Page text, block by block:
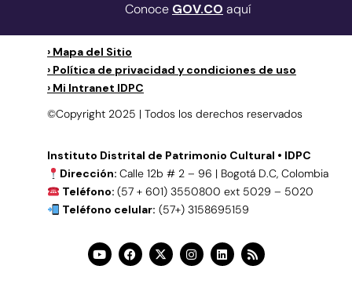
Conoce GOV.CO aquí
› Mapa del Sitio
› Política de privacidad y condiciones de uso
› Mi Intranet IDPC
©Copyright 2025 | Todos los derechos reservados
Instituto Distrital de Patrimonio Cultural • IDPC
Dirección: Calle 12b # 2 – 96 | Bogotá D.C, Colombia
Teléfono: (57 + 601) 3550800 ext 5029 – 5020
Teléfono celular: (57+) 3158695159